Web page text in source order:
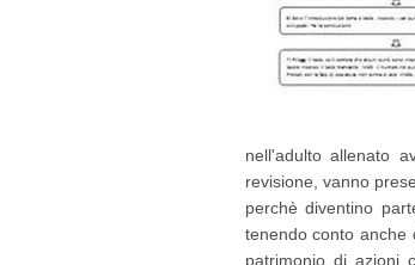
nell'adulto allenato
revisione, vanno
perchè diventino
tenendo conto anche
patrimonio di azioni